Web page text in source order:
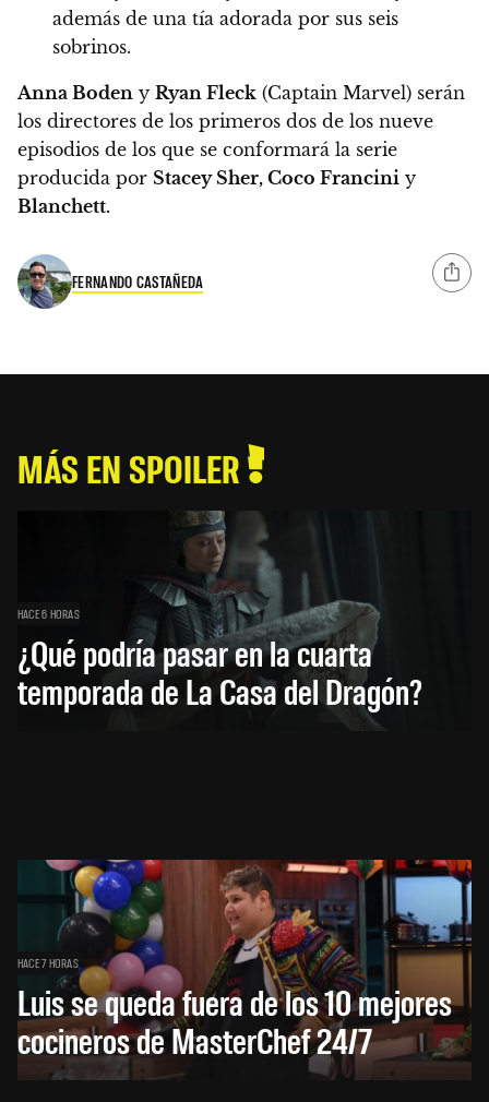
además de una tía adorada por sus seis
sobrinos.
Anna Boden y Ryan Fleck (Captain Marvel) serán
los directores de los primeros dos de los nueve
episodios de los que se conformará la serie
producida por Stacey Sher, Coco Francini y
Blanchett.
FERNANDO CASTAÑEDA
MÁS EN SPOILER
HACE 6 HORAS
¿Qué podría pasar en la cuarta
temporada de La Casa del Dragón?
HACE 7 HORAS
Luis se queda fuera de los 10 mejores
cocineros de MasterChef 24/7